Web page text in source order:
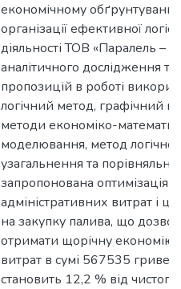
економічному
організації ефективної
діяльності ТОВ «Паралель –
аналітичного дослідження
пропозицій в роботі
логічний метод, графічний
методи економіко-
моделювання, метод
узагальнення та
запропонована оптимізація
адміністративних витрат і
на закупку палива, що
отримати щорічну економію
витрат в сумі 567535
становить 12,2 % від